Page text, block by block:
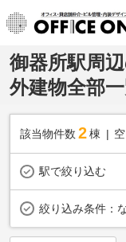
御器所駅周
外建物全部
該当物件数 2棟
駅で絞り込む
絞り込み条件：